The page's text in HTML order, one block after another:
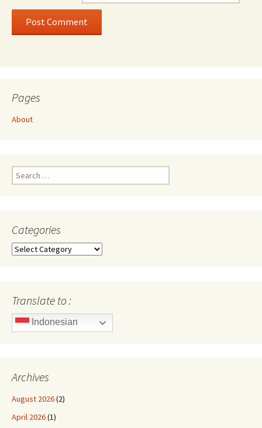
Pages
About
Search
for:
Categories
Categories
Translate to :
Indonesian
Archives
August 2026(2)
April 2026(1)